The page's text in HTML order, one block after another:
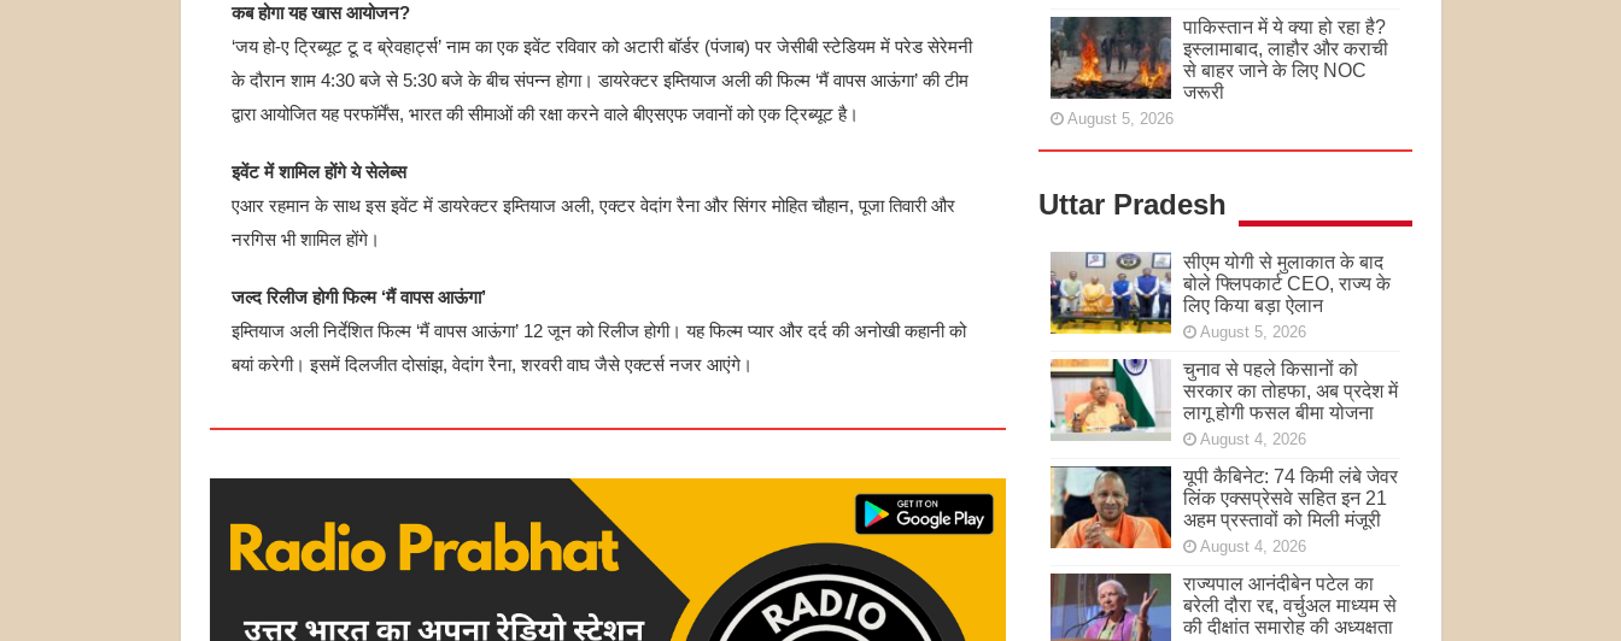
कब होगा यह खास आयोजन?
‘जय हो-ए ट्रिब्यूट टू द ब्रेवहार्ट्स’ नाम का एक इवेंट रविवार को अटारी बॉर्डर (पंजाब) पर जेसीबी स्टेडियम में परेड सेरेमनी
के दौरान शाम 4:30 बजे से 5:30 बजे के बीच संपन्न होगा। डायरेक्टर इम्तियाज अली की फिल्म ‘मैं वापस आऊंगा’ की टीम
द्वारा आयोजित यह परफॉर्मेंस, भारत की सीमाओं की रक्षा करने वाले बीएसएफ जवानों को एक ट्रिब्यूट है।
इवेंट में शामिल होंगे ये सेलेब्स
एआर रहमान के साथ इस इवेंट में डायरेक्टर इम्तियाज अली, एक्टर वेदांग रैना और सिंगर मोहित चौहान, पूजा तिवारी और
नरगिस भी शामिल होंगे।
जल्द रिलीज होगी फिल्म ‘मैं वापस आऊंगा’
इम्तियाज अली निर्देशित फिल्म ‘मैं वापस आऊंगा’ 12 जून को रिलीज होगी। यह फिल्म प्यार और दर्द की अनोखी कहानी को
बयां करेगी। इसमें दिलजीत दोसांझ, वेदांग रैना, शरवरी वाघ जैसे एक्टर्स नजर आएंगे।
पाकिस्तान में ये क्या हो रहा है?
इस्लामाबाद, लाहौर और कराची
से बाहर जाने के लिए NOC
जरूरी
August 5, 2026
Uttar Pradesh
सीएम योगी से मुलाकात के बाद
बोले फ्लिपकार्ट CEO, राज्य के
लिए किया बड़ा ऐलान
August 5, 2026
चुनाव से पहले किसानों को
सरकार का तोहफा, अब प्रदेश में
लागू होगी फसल बीमा योजना
August 4, 2026
यूपी कैबिनेट: 74 किमी लंबे जेवर
लिंक एक्सप्रेसवे सहित इन 21
अहम प्रस्तावों को मिली मंजूरी
August 4, 2026
राज्यपाल आनंदीबेन पटेल का
बरेली दौरा रद्द, वर्चुअल माध्यम से
की दीक्षांत समारोह की अध्यक्षता